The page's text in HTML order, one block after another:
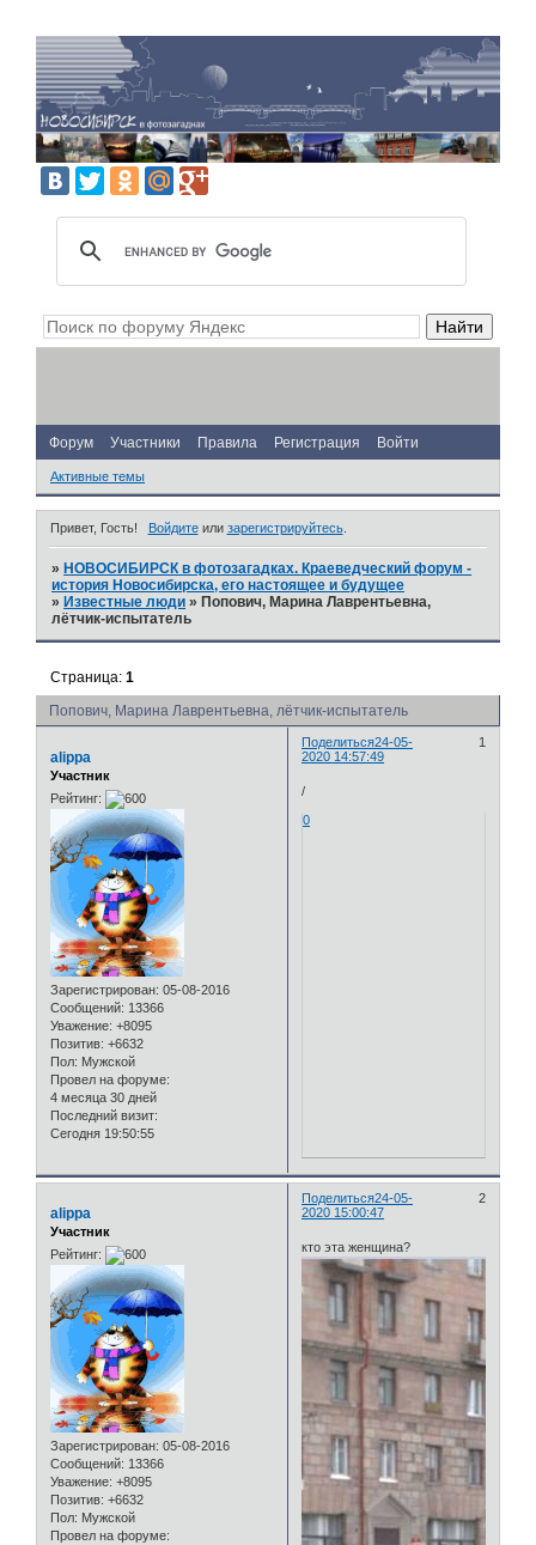
Форум Участники Правила Регистрация Войти
Активные темы
Привет, Гость! Войдитеили зарегистрируйтесь.
» НОВОСИБИРСК в фотозагадках. Краеведческий форум -
история Новосибирска, его настоящее и будущее
» Известные люди » Попович, Марина Лаврентьевна,
лётчик-испытатель
Попович, Марина Лаврентьевна, лётчик-испытатель
Страница:1
Поделиться 1
24-05-
2020 14:57:49
alippa
Участник
Рейтинг:
Зарегистрирован: 05-08-2016
Сообщений: 13366
Уважение: +8095
Позитив: +6632
Пол: Мужской
Провел на форуме:
4 месяца 30 дней
Последний визит:
Сегодня 19:50:55
/
0
Поделиться 2
24-05-
2020 15:00:47
alippa
Участник
Рейтинг:
Зарегистрирован: 05-08-2016
Сообщений: 13366
Уважение: +8095
Позитив: +6632
Пол: Мужской
Провел на форуме:
кто эта женщина?